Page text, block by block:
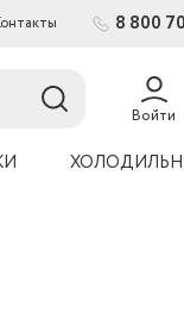
8 800
Войти